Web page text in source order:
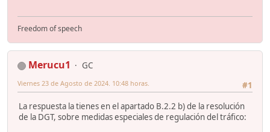
Freedom of speech
Merucu1
GC
#1
Viernes 23 de Agosto de 2024. 10:48 horas.
La respuesta la tienes en el apartado B.2.2 b) de la resolución
de la DGT, sobre medidas especiales de regulación del tráfico: